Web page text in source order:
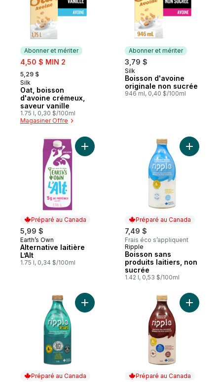
Abonner et mériter
sale:
4,50 $ MIN 2
, formerly:
5,29 $
Abonner et mériter
Silk
Oat, boisson
d'avoine crémeux,
saveur vanille
1.75 l, 0,30 $/100ml
Magasiner Offre
Abonner et mériter
3,79 $
Abonner et mériter
Silk
Boisson d'avoine
originale non sucrée
946 ml, 0,40 $/100ml
Préparé au Canada
5,99 $
Préparé au Canada
Earth’s Own
Alternative laitière
L’Alt
1.75 l, 0,34 $/100ml
Ajouter Alternative laitière L’Alt au panier
Préparé au Canada
7,49 $
Frais éco s’appliquent
Préparé au Canada
Ripple
Boisson sans
produits laitiers, non
sucrée
1.42 l, 0,53 $/100ml
Ajouter
Préparé au Canada
Ajouter Boisson de pois enrichie kids
Préparé au Canada
Ajouter